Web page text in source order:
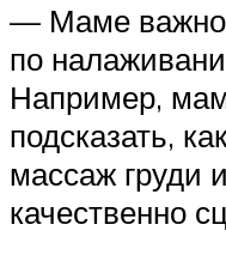
— Маме важно
по
Например,
подсказать,
массаж груди
качественно